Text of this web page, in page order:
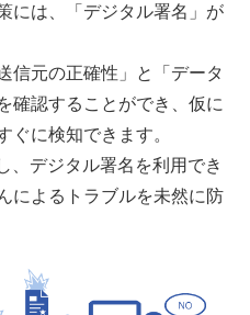
には、「デジタル署名」が
信元の正確性」と「データ
確認することができ、仮に
ぐに検知できます。
、デジタル署名を利用でき
によるトラブルを未然に防